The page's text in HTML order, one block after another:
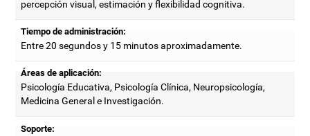
percepción visual, estimación y flexibilidad cognitiva.
Tiempo de administración:
Entre 20 segundos y 15 minutos aproximadamente.
Áreas de aplicación:
Psicología Educativa, Psicología Clínica, Neuropsicología,
Medicina General e Investigación.
Soporte: